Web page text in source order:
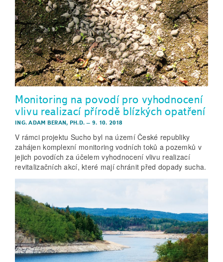
Monitoring na povodí pro vyhodnocení
vlivu realizací přírodě blízkých opatření
ING. ADAM BERAN, PH.D. –9. 10. 2018
V rámci projektu Sucho byl na území České republiky
zahájen komplexní monitoring vodních toků a pozemků v
jejich povodích za účelem vyhodnocení vlivu realizací
revitalizačních akcí, které mají chránit před dopady sucha.